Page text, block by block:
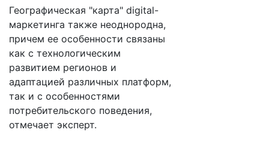
Географическая "карта" digital-
маркетинга также неоднородна,
причем ее особенности связаны
как с технологическим
развитием регионов и
адаптацией различных платформ,
так и с особенностями
потребительского поведения,
отмечает эксперт.